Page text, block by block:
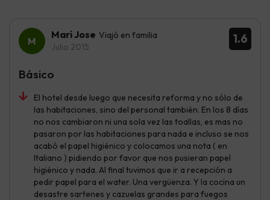
1.6
Mari Jose Viajó en familia
Julio 2015
El hotel desde luego que necesita reforma y no sólo de
las habitaciones, sino del personal también. En los 8 días
no nos cambiaron ni una sola vez las toallas, es mas no
pasaron por las habitaciones para nada e incluso se nos
acabó el papel higiénico y colocamos una nota ( en
Italiano ) pidiendo por favor que nos pusieran papel
higiénico y nada. Al final tuvimos que ir a recepción a
pedir papel para el water. Una vergüenza. Y la cocina un
desastre sartenes y cazuelas grandes para fuegos
Básico